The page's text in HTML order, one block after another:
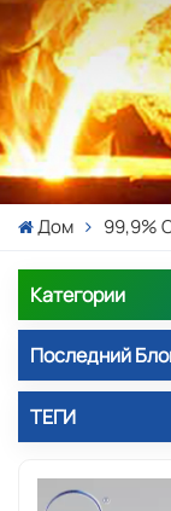
Дом 99,9%
Категории
Последний
ТЕГИ